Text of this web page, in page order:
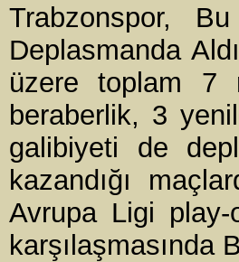
Trabzonspor,
Deplasmanda
üzere toplam 7
beraberlik, 3
galibiyeti de
kazandığı
Avrupa Ligi
karşılaşmasında